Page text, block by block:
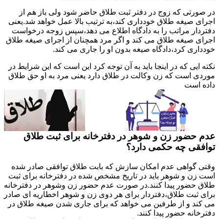
در صورتی که زوج در دفتر ثبت طلاق حاضر شود ولی باز هم از
اجرای صیغه طلاق خودداری کند،به ترتیب بالا عمل خواهد شد.یعنی
دفتردار مراتب را به دادگاه اطلاع می دهد،سپس زوجه درخواست
اجرای صیغه طلاق می کند و اگر مرد همچنان از اجرای صیغه طلاق
خودداری کرد،دادگاه صیغه بدون او را جاری می کند.
نکته ایی که در اینجا باید به آن توجه کرد این است که این شرایط در
موردی است که زن وکالت در طلاق دارد یعنی مرد به او حق طلاق
داده است
عدم حضور زن و شوهر در دفترخانه برای ثبت طلاق
توافقی چه حکمی دارد؟
وقتی گواهی عدم امکان سازش که بابت طلاق توافقی صادر شده
است زن و شوهر باید در تاریخ مشخص شده در دفترخانه برای ثبت
طلاق حضور پیدا کنند.در صورت عدم حضور زن وشوهر در دفترخانه
برای ثبت طلاق،دفتردار برای هر دوی زن و شوهر اخطاریه ای صادر
می کند و از طرفین می خواهد که برای جاری شدن صیغه طلاق در
دفترخانه حضور پیدا کنند.